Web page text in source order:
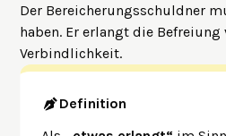
Der Bereicherungsschuldner
haben. Er erlangt die Befreiung
Verbindlichkeit.
Definition